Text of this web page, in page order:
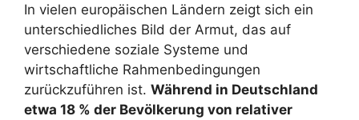
In vielen europäischen Ländern zeigt sich ein
unterschiedliches Bild der Armut, das auf
verschiedene soziale Systeme und
wirtschaftliche Rahmenbedingungen
zurückzuführen ist. Während in Deutschland
etwa 18 % der Bevölkerung von relativer